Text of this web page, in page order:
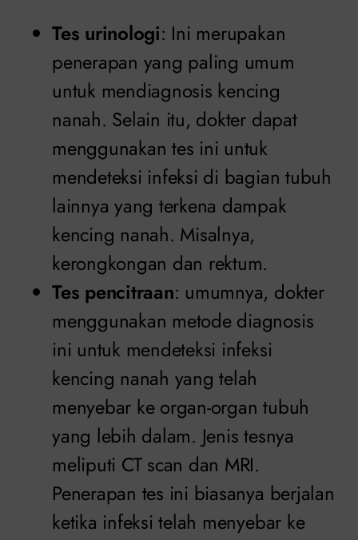
Tes urinologi: Ini merupakan
penerapan yang paling umum
untuk mendiagnosis kencing
nanah. Selain itu, dokter dapat
menggunakan tes ini untuk
mendeteksi infeksi di bagian tubuh
lainnya yang terkena dampak
kencing nanah. Misalnya,
kerongkongan dan rektum.
Tes pencitraan: umumnya, dokter
menggunakan metode diagnosis
ini untuk mendeteksi infeksi
kencing nanah yang telah
menyebar ke organ-organ tubuh
yang lebih dalam. Jenis tesnya
meliputi CT scan dan MRI.
Penerapan tes ini biasanya berjalan
ketika infeksi telah menyebar ke